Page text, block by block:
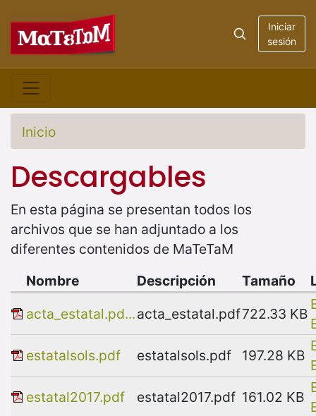
Iniciar
sesión
Inicio
Descargables
En esta página se presentan todos los
archivos que se han adjuntado a los
diferentes contenidos de MaTeTaM
Nombre Descripción Tamaño
acta_estatal.pd...acta_estatal.pdf722.33 KB
estatalsols.pdf
estatalsols.pdf 197.28 KB
estatal2017.pdf
estatal2017.pdf 161.02 KB